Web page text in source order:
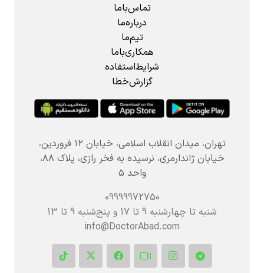
تماس‌باما
درباره‌ما
تیم‌ما
همکاری‌باما
شرایط‌استفاده
گزارش‌خطا
تهران، میدان انقلاب اسلامی، خیابان ۱۲ فروردین،
خیابان ژاندارمری، نرسیده به فخر رازی، پلاک ۸۸،
واحد ۵
09999972750
شنبه تا چهارشنبه 9 تا 17 و پنج‌شنبه‌ 9 تا 13
info@DoctorAbad.com